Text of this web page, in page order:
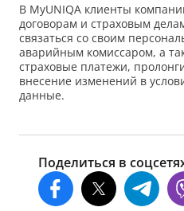
В MyUNIQA клиенты
договорам и страховым
связаться со своим
аварийным комиссаром, а
страховые платежи,
внесение изменений в
данные.
Поделиться в